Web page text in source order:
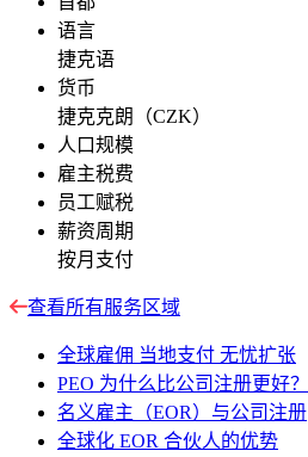
语言
捷克语
货币
捷克克朗（CZK）
人口规模
雇主税费
员工赋税
薪资周期
按月支付
查看所有服务区域
全球雇佣 当地支付 无忧扩张
PEO 为什么比公司注册更好？
名义雇主（EOR）与公司注册
全球化 EOR 合伙人的优势